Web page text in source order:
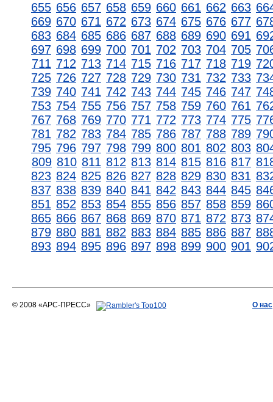
655 656 657 658 659 660 661 662 663
669 670 671 672 673 674 675 676 677
683 684 685 686 687 688 689 690 691
697 698 699 700 701 702 703 704 705
711 712 713 714 715 716 717 718 719
725 726 727 728 729 730 731 732 733
739 740 741 742 743 744 745 746 747
753 754 755 756 757 758 759 760 761
767 768 769 770 771 772 773 774 775
781 782 783 784 785 786 787 788 789
795 796 797 798 799 800 801 802 803
809 810 811 812 813 814 815 816 817
823 824 825 826 827 828 829 830 831
837 838 839 840 841 842 843 844 845
851 852 853 854 855 856 857 858 859
865 866 867 868 869 870 871 872 873
879 880 881 882 883 884 885 886 887
893 894 895 896 897 898 899 900 901
© 2008 «АРС-ПРЕСС» О нас